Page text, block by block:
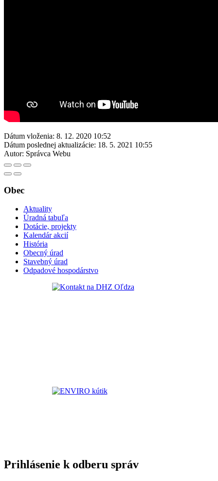
Dátum vloženia: 8. 12. 2020 10:52
Dátum poslednej aktualizácie: 18. 5. 2021 10:55
Autor: Správca Webu
Obec
Aktuality
Úradná tabuľa
Dotácie, projekty
Kalendár akcií
História
Obecný úrad
Stavebný úrad
Odpadové hospodárstvo
Prihlásenie k odberu správ